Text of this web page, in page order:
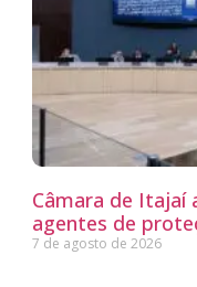
Câmara de Itajaí
agentes de
7 de agosto de 2026